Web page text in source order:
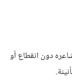
دون انقطاع أو